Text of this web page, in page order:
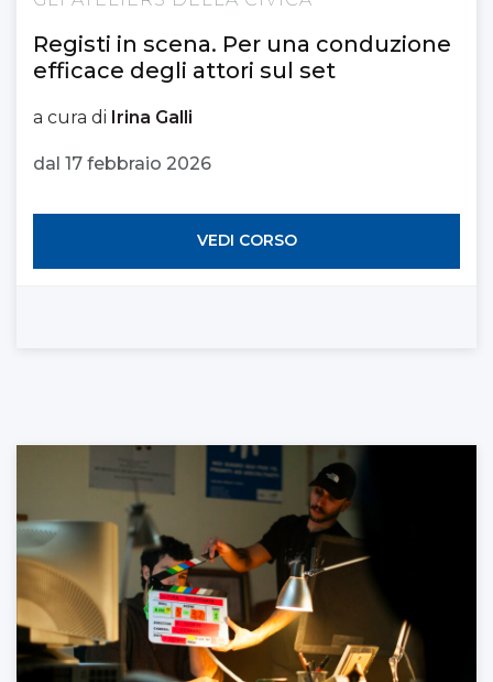
Registi in scena. Per una conduzione
efficace degli attori sul set
a cura di Irina Galli
dal 17 febbraio 2026
VEDI CORSO